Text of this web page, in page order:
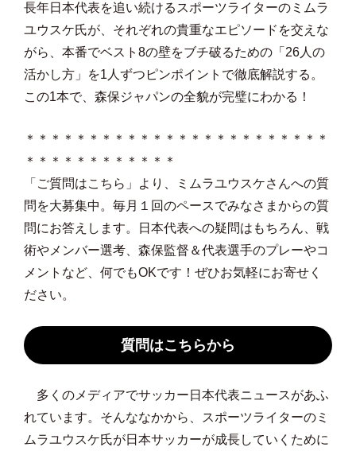
長年日本代表を追い続けるスポーツライターのミムラ
ユウスケ氏が、それぞれの貴重なエピソードを交えな
がら、本番でベスト8の壁をブチ破るための「26人の
活かし方」を1人ずつピンポイントで徹底解説する。
この1本で、森保ジャパンの全貌が完璧にわかる！
＊＊＊＊＊＊＊＊＊＊＊＊＊＊＊＊＊＊＊＊＊＊＊＊
＊＊＊＊＊＊＊＊＊＊＊＊
「ご質問はこちら」より、ミムラユウスケさんへの質
問を大募集中。毎月１回のペースでみなさまからの質
問にお答えします。日本代表への疑問はもちろん、戦
術やメンバー選考、森保監督＆代表選手のプレーやコ
メントなど、何でもOKです！ぜひお気軽にお寄せく
ださい。
質問はこちらから
多くのメディアでサッカー日本代表ニュースがあふ
れています。そんななかから、スポーツライターのミ
ムラユウスケ氏が日本サッカーが成長していくために